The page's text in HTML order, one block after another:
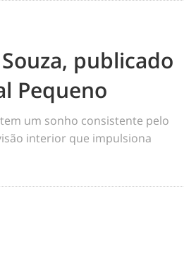
publicado
Pequeno
tem um sonho consistente pelo
interior que impulsiona